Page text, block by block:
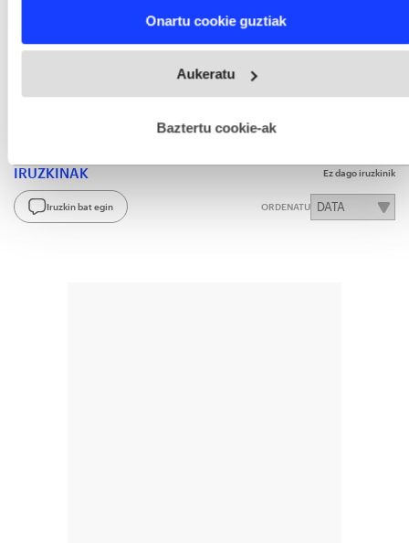
and set your preferences in thedetails section
fitxategiak erabiltzen ditu. Zure esperientzia eta zerbitzuak
esplizitua ematen diguzu.Gehiago irakurri
Onartu cookie guztiak
Aukeratu
Baztertu cookie-ak
GAIAK
Natur zientziak
Biozientziak eta bioteknologiak
IRUZKINAK Ez dago iruzkinik
Iruzkin bat egin ORDENATU